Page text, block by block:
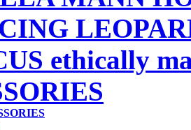
ethically